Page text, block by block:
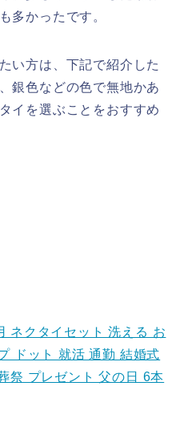
多かったです。
い方は、下記で紹介した
銀色などの色で無地かあ
イを選ぶことをおすすめ
ネクタイセット 洗える お
ドット 就活 通勤 結婚式
祭 プレゼント 父の日 6本